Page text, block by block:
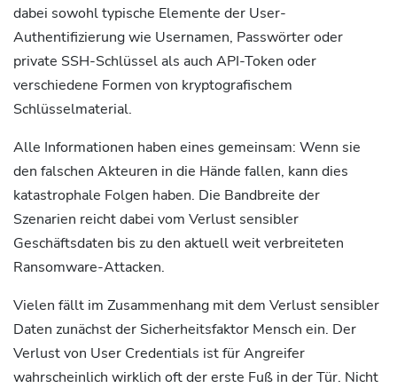
dabei sowohl typische Elemente der User-
Authentifizierung wie Usernamen, Passwörter oder
private SSH-Schlüssel als auch API-Token oder
verschiedene Formen von kryptografischem
Schlüsselmaterial.
Alle Informationen haben eines gemeinsam: Wenn sie
den falschen Akteuren in die Hände fallen, kann dies
katastrophale Folgen haben. Die Bandbreite der
Szenarien reicht dabei vom Verlust sensibler
Geschäftsdaten bis zu den aktuell weit verbreiteten
Ransomware-Attacken.
Vielen fällt im Zusammenhang mit dem Verlust sensibler
Daten zunächst der Sicherheitsfaktor Mensch ein. Der
Verlust von User Credentials ist für Angreifer
wahrscheinlich wirklich oft der erste Fuß in der Tür. Nicht